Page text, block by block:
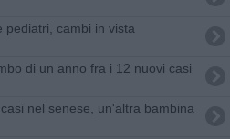
pediatri, cambi in vista
di un anno fra i 12 nuovi casi
nel senese, un'altra bambina